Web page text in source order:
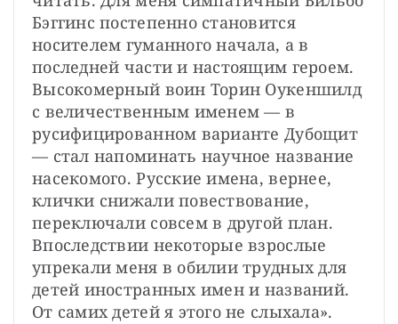
Бэггинс постепенно становится
носителем гуманного начала, а в
последней части и настоящим героем.
Высокомерный воин Торин Оукеншилд
с величественным именем — в
русифицированном варианте Дубощит
— стал напоминать научное название
насекомого. Русские имена, вернее,
клички снижали повествование,
переключали совсем в другой план.
Впоследствии некоторые взрослые
упрекали меня в обилии трудных для
детей иностранных имен и названий.
От самих детей я этого не слыхала».